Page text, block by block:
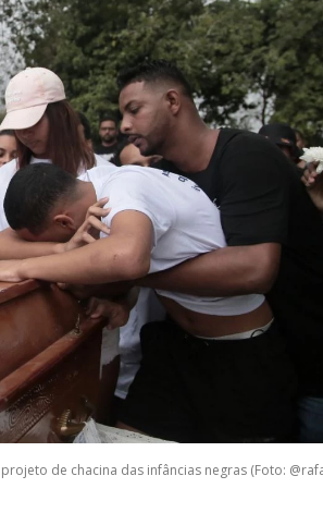
de chacina das infâncias negras (Foto: